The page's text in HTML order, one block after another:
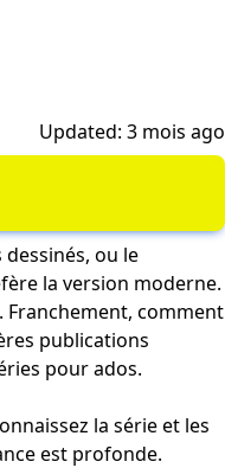
Updated: 3 mois ago
dessinés, ou le
la version moderne.
Franchement, comment
publications
pour ados.
la série et les
est profonde.